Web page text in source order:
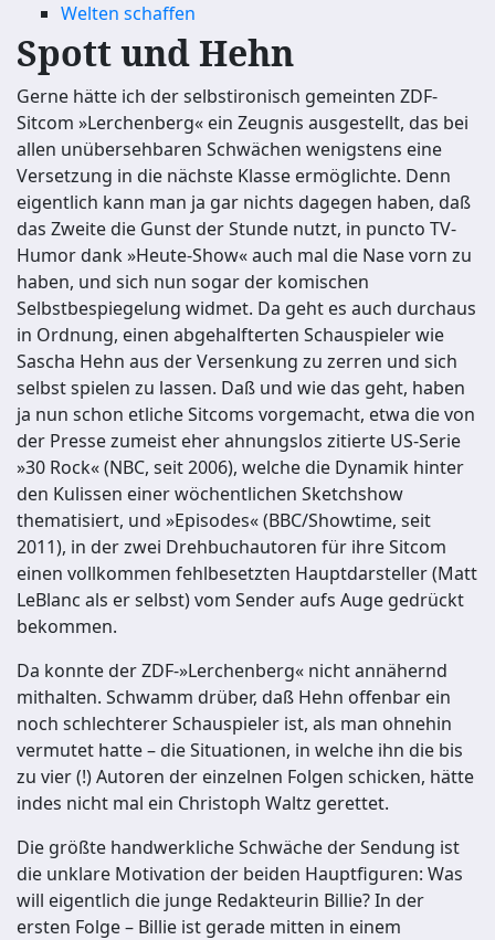
Welten schaffen
Spott und Hehn
Gerne hätte ich der selbstironisch gemeinten ZDF-
Sitcom »Lerchenberg« ein Zeugnis ausgestellt, das bei
allen unübersehbaren Schwächen wenigstens eine
Versetzung in die nächste Klasse ermöglichte. Denn
eigentlich kann man ja gar nichts dagegen haben, daß
das Zweite die Gunst der Stunde nutzt, in puncto TV-
Humor dank »Heute-Show« auch mal die Nase vorn zu
haben, und sich nun sogar der komischen
Selbstbespiegelung widmet. Da geht es auch durchaus
in Ordnung, einen abgehalfterten Schauspieler wie
Sascha Hehn aus der Versenkung zu zerren und sich
selbst spielen zu lassen. Daß und wie das geht, haben
ja nun schon etliche Sitcoms vorgemacht, etwa die von
der Presse zumeist eher ahnungslos zitierte US-Serie
»30 Rock« (NBC, seit 2006), welche die Dynamik hinter
den Kulissen einer wöchentlichen Sketchshow
thematisiert, und »Episodes« (BBC/Showtime, seit
2011), in der zwei Drehbuchautoren für ihre Sitcom
einen vollkommen fehlbesetzten Hauptdarsteller (Matt
LeBlanc als er selbst) vom Sender aufs Auge gedrückt
bekommen.
Da konnte der ZDF-»Lerchenberg« nicht annähernd
mithalten. Schwamm drüber, daß Hehn offenbar ein
noch schlechterer Schauspieler ist, als man ohnehin
vermutet hatte – die Situationen, in welche ihn die bis
zu vier (!) Autoren der einzelnen Folgen schicken, hätte
indes nicht mal ein Christoph Waltz gerettet.
Die größte handwerkliche Schwäche der Sendung ist
die unklare Motivation der beiden Hauptfiguren: Was
will eigentlich die junge Redakteurin Billie? In der
ersten Folge – Billie ist gerade mitten in einem